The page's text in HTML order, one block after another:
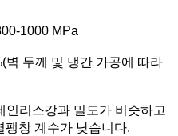
1000 MPa
벽 두께 및 냉간 가공에 따라
인리스강과 밀도가 비슷하고
팽창 계수가 낮습니다.